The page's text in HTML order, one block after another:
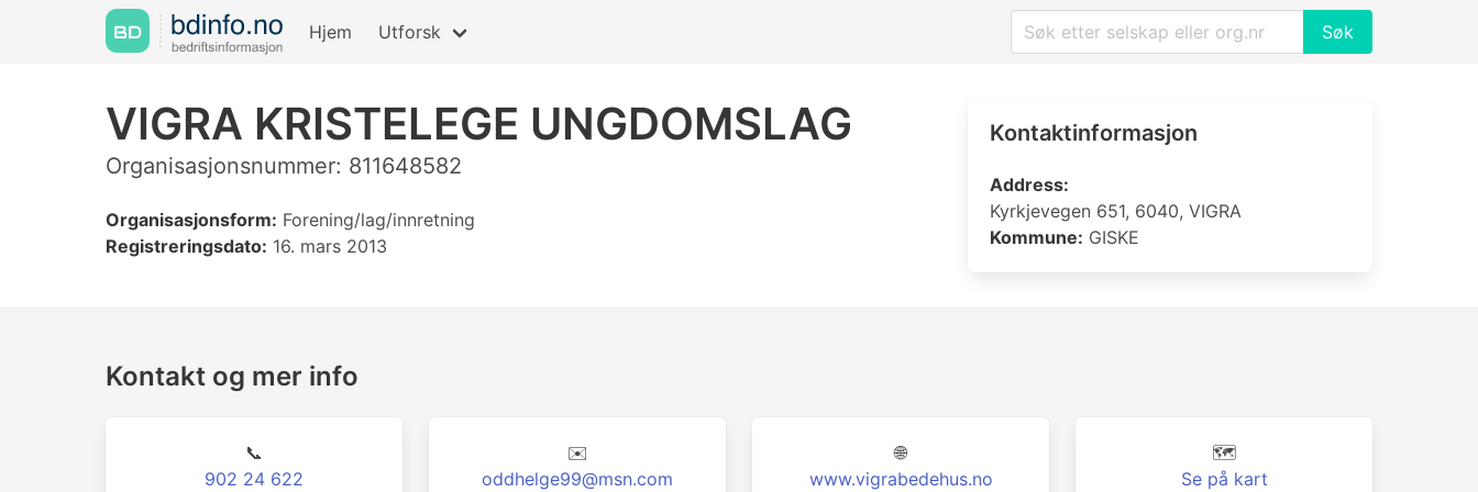
Hjem Utforsk Søk
VIGRA KRISTELEGE UNGDOMSLAG
Organisasjonsnummer: 811648582
Organisasjonsform: Forening/lag/innretning
Registreringsdato: 16. mars 2013
Kontaktinformasjon
Address:
Kyrkjevegen 651, 6040, VIGRA
Kommune: GISKE
Kontakt og mer info
📞
902 24 622
✉️
oddhelge99@msn.com
🌐
www.vigrabedehus.no
🗺️
Se på kart